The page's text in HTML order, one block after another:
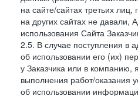
на сайте/сайтах третьих
на других сайтах не давали,
использования Сайта
2.5. В случае поступления в
об использовании его (их)
у Заказчика или в компанию,
выполнения работ/оказания
об использовании